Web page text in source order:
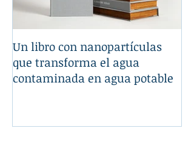
Un libro con nanopartículas
que transforma el agua
contaminada en agua potable